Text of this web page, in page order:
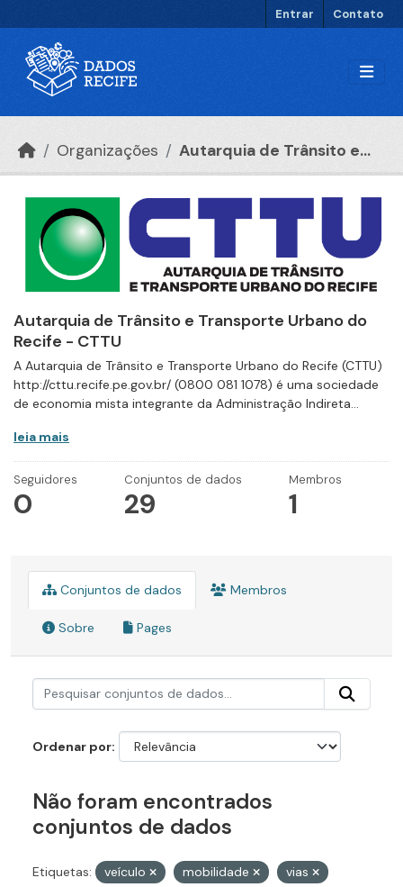
Entrar Contato
Organizações Autarquia de Trânsito e...
Autarquia de Trânsito e Transporte Urbano do
Recife - CTTU
A Autarquia de Trânsito e Transporte Urbano do Recife (CTTU)
http://cttu.recife.pe.gov.br/ (0800 081 1078) é uma sociedade
de economia mista integrante da Administração Indireta...
leia mais
Seguidores
0
Conjuntos de dados
29
Membros
1
Conjuntos de dados Membros
Sobre Pages
Ordenar por
Não foram encontrados
conjuntos de dados
Etiquetas: veículo mobilidade
vias